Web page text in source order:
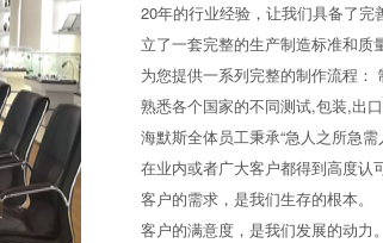
20年的行业经验，让我们具备了
立了一套完整的生产制造标准和质
为您提供一系列完整的制作流程
熟悉各个国家的不同测试,包装,出口
海默斯全体员工秉承“急人之所急需
在业内或者广大客户都得到高度认
客户的需求，是我们生存的根本。
客户的满意度，是我们发展的动力。